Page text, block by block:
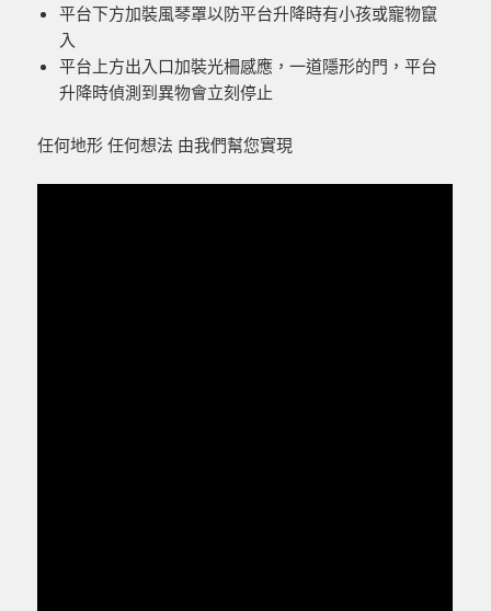
平台下方加裝風琴罩以防平台升降時有小孩或寵物竄
入
平台上方出入口加裝光柵感應，一道隱形的門，平台
升降時偵測到異物會立刻停止
任何地形 任何想法 由我們幫您實現